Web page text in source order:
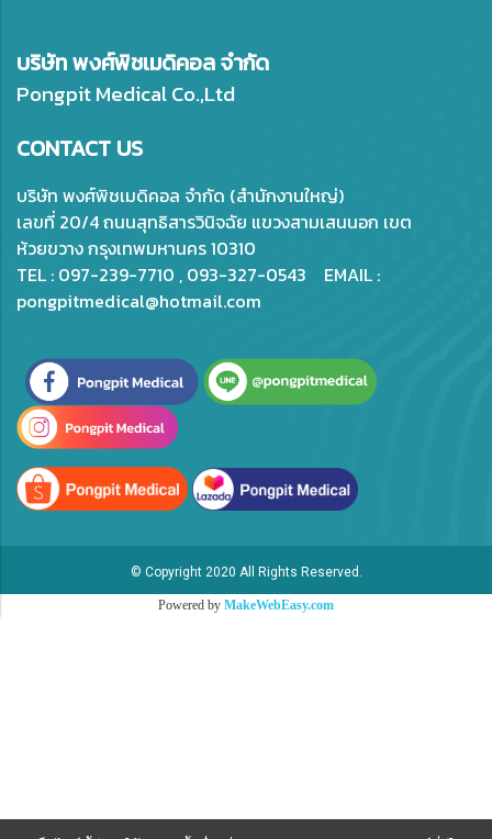
บริษัท พงศ์พิชเมดิคอล จำกัด
Pongpit Medical Co.,Ltd
CONTACT US
บริษัท พงศ์พิชเมดิคอล จำกัด (สำนักงานใหญ่)
เลขที่ 20/4 ถนนสุทธิสารวินิจฉัย แขวงสามเสนนอก เขต
ห้วยขวาง กรุงเทพมหานคร 10310
TEL : 097-239-7710 , 093-327-0543 EMAIL :
pongpitmedical@hotmail.com
© Copyright 2020 All Rights Reserved.
Powered by MakeWebEasy.com